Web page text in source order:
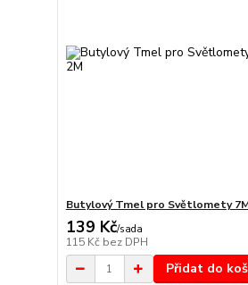
Butylový Tmel pro Světlomety
139 Kč/sada
115 Kč bez DPH
Přidat do